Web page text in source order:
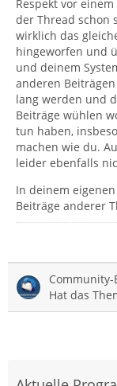
Respekt vor
der Thread schon
wirklich das
hingeworfen und
und deinem
anderen
lang werden und
Beiträge wühlen
tun haben,
machen wie du.
leider ebenfalls
In deinem
Beiträge anderer
Community-
Hat das